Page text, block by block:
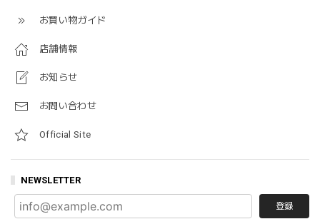
お買い物ガイド
店舗情報
お知らせ
お問い合わせ
Official Site
NEWSLETTER
登録